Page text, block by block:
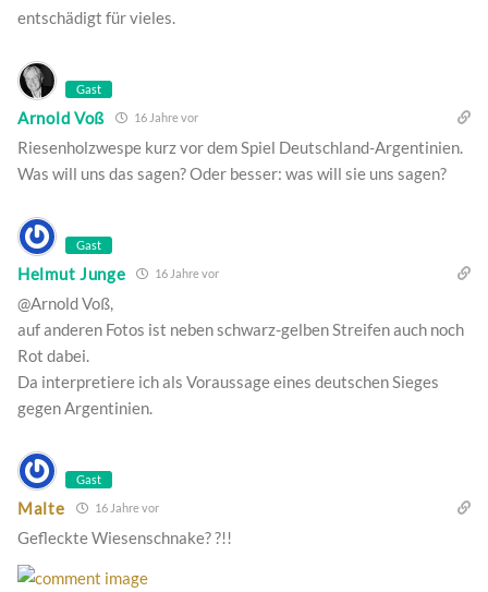
entschädigt für vieles.
Gast
Arnold Voß 16 Jahre vor
Riesenholzwespe kurz vor dem Spiel Deutschland-Argentinien.
Was will uns das sagen? Oder besser: was will sie uns sagen?
Gast
Helmut Junge 16 Jahre vor
@Arnold Voß,
auf anderen Fotos ist neben schwarz-gelben Streifen auch noch
Rot dabei.
Da interpretiere ich als Voraussage eines deutschen Sieges
gegen Argentinien.
Gast
Malte 16 Jahre vor
Gefleckte Wiesenschnake? ?!!